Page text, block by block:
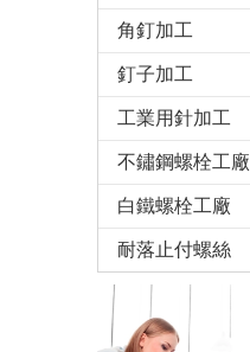
角釘加工
釘子加工
工業用針加工
不鏽鋼螺栓工廠
白鐵螺栓工廠
耐落止付螺絲